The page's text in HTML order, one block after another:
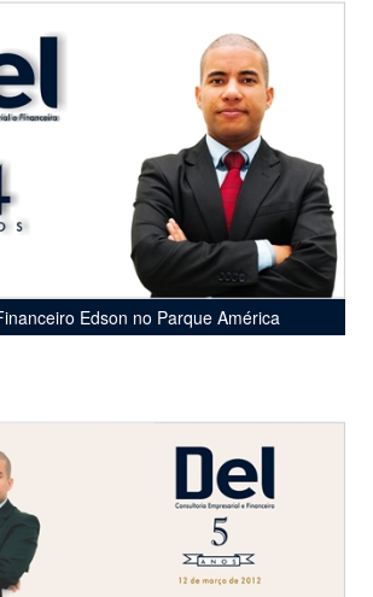
Edson no Parque América